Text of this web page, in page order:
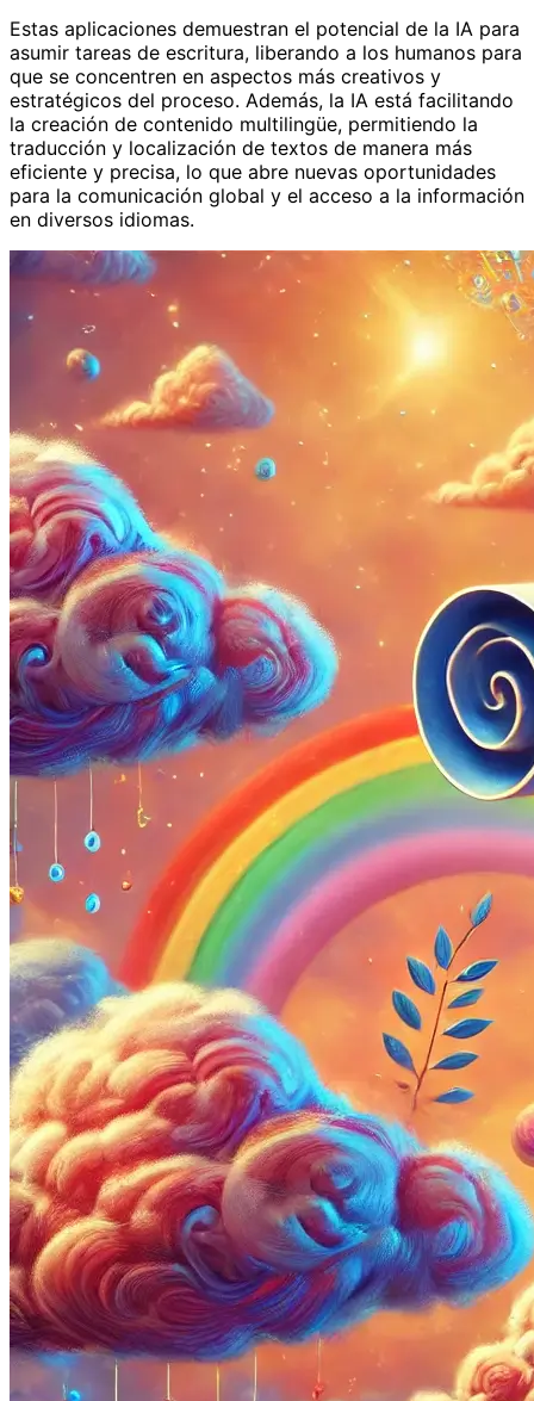
Estas aplicaciones demuestran el potencial de la IA para
asumir tareas de escritura, liberando a los humanos para
que se concentren en aspectos más creativos y
estratégicos del proceso. Además, la IA está facilitando
la creación de contenido multilingüe, permitiendo la
traducción y localización de textos de manera más
eficiente y precisa, lo que abre nuevas oportunidades
para la comunicación global y el acceso a la información
en diversos idiomas.